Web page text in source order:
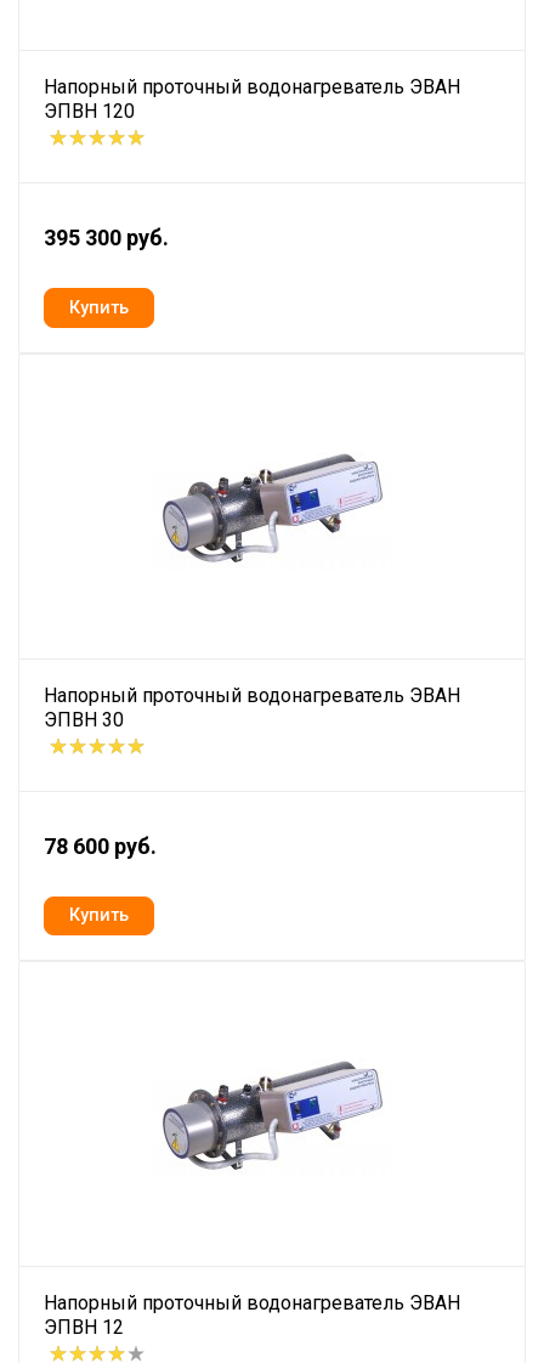
Напорный проточный водонагреватель ЭВАН
ЭПВН 120
395 300 руб.
Напорный проточный водонагреватель ЭВАН
ЭПВН 30
78 600 руб.
Напорный проточный водонагреватель ЭВАН
ЭПВН 12